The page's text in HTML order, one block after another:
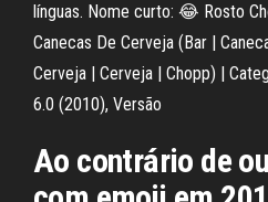
línguas. Nome curto: 😂 Rosto
Canecas De Cerveja (Bar |
Cerveja | Cerveja | Chopp) |
6.0 (2010), Versão
Ao contrário de